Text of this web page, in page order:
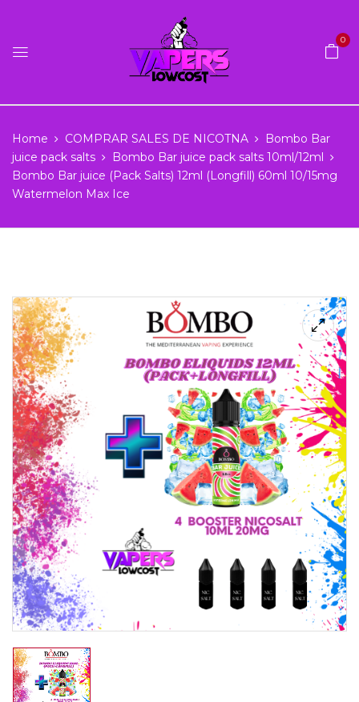
0
Home COMPRAR SALES DE NICOTNA
Bombo Bar
juice pack salts
Bombo Bar juice pack salts 10ml/12ml
Bombo Bar juice (Pack Salts) 12ml (Longfill) 60ml 10/15mg
Watermelon Max Ice